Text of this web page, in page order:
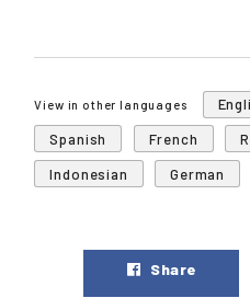
View in other languages
Spanish
French
Indonesian
German
Share